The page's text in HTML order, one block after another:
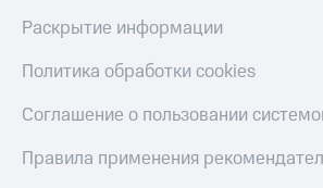
Раскрытие информации
Политика обработки cookies
Соглашение о пользовании
Правила применения